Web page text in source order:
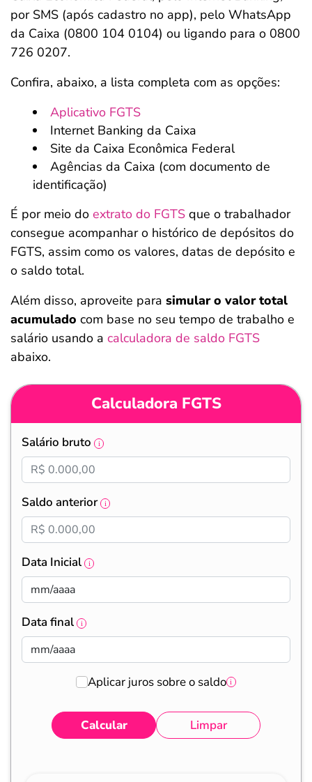
por SMS (após cadastro no app), pelo WhatsApp
da Caixa (0800 104 0104) ou ligando para o 0800
726 0207.
Confira, abaixo, a lista completa com as opções:
Aplicativo FGTS
Internet Banking da Caixa
Site da Caixa Econômica Federal
Agências da Caixa (com documento de
identificação)
É por meio do extrato do FGTS que o trabalhador
consegue acompanhar o histórico de depósitos do
FGTS, assim como os valores, datas de depósito e
o saldo total.
Além disso, aproveite para simular o valor total
acumulado com base no seu tempo de trabalho e
salário usando a calculadora de saldo FGTS
abaixo.
Calculadora FGTS
Salário bruto
Saldo anterior
Data Inicial
Data final
Aplicar juros sobre o saldo
Calcular Limpar